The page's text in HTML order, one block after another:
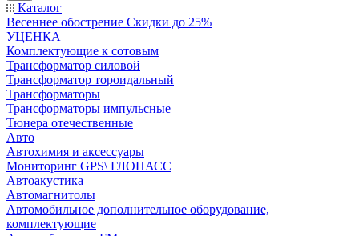
Каталог
Весеннее обострение Скидки до 25%
УЦЕНКА
Комплектующие к сотовым
Трансформатор силовой
Трансформатор тороидальный
Трансформаторы
Трансформаторы импульсные
Тюнера отечественные
Авто
Автохимия и аксессуары
Мониторинг GPS\ ГЛОНАСС
Автоакустика
Автомагнитолы
Автомобильное дополнительное оборудование,
комплектующие